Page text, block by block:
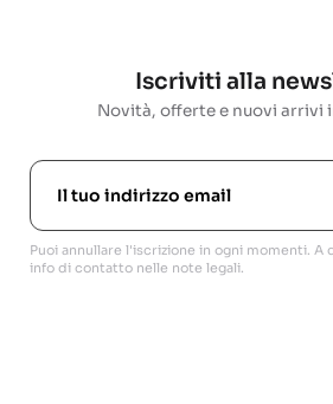
Iscriviti alla
Novità, offerte e nuovi arrivi
Puoi annullare l'iscrizione in ogni momenti. A
info di contatto nelle note legali.